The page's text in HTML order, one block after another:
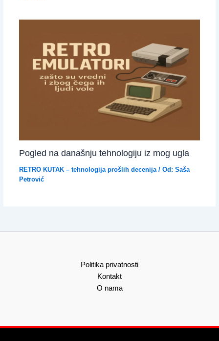
Pogled na današnju tehnologiju iz mog ugla
RETRO KUTAK – tehnologija prošlih decenija/ Od: Saša
Petrović
Politika privatnosti
Kontakt
O nama